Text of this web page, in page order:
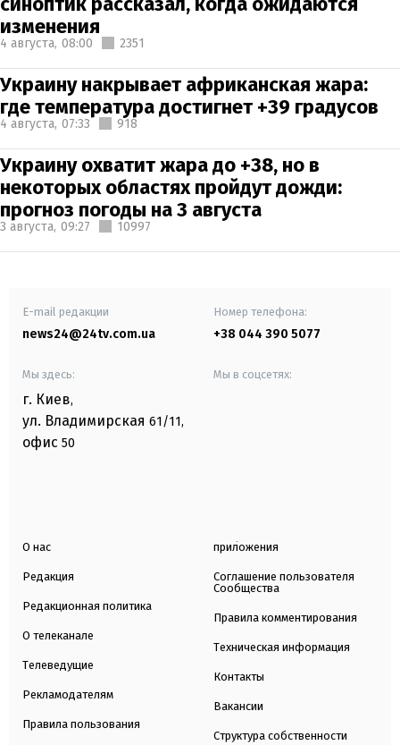
изменения
4 августа, 08:00 2351
Украину накрывает африканская жара:
где температура достигнет +39 градусов
4 августа, 07:33 918
Украину охватит жара до +38, но в
некоторых областях пройдут дожди:
прогноз погоды на 3 августа
3 августа, 09:27 10997
E-mail редакции
news24@24tv.com.ua
Номер телефона:
+38 044 390 5077
Мы здесь:
г. Киев,
ул. Владимирская 61/11,
офис 50
Мы в соцсетях:
О нас
Редакция
Редакционная политика
О телеканале
Телеведущие
Рекламодателям
Правила пользования
приложения
Соглашение пользователя
Сообщества
Правила комментирования
Техническая информация
Контакты
Вакансии
Структура собственности